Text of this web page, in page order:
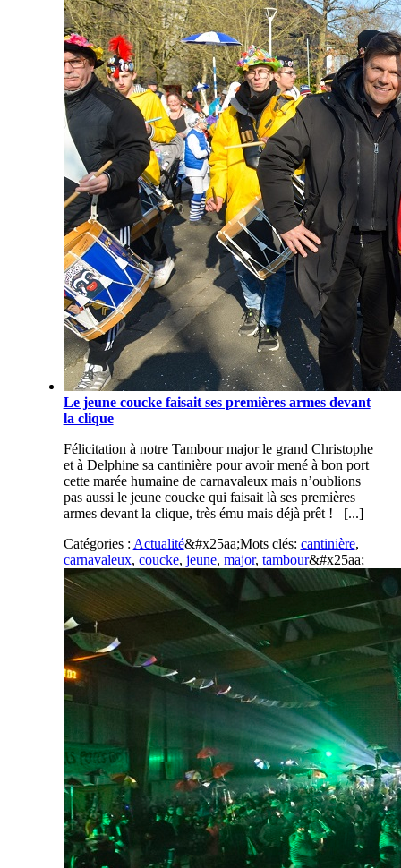
Le jeune coucke faisait ses premières armes devant
la clique
Félicitation à notre Tambour major le grand Christophe
et à Delphine sa cantinière pour avoir mené à bon port
cette marée humaine de carnavaleux mais n’oublions
pas aussi le jeune coucke qui faisait là ses premières
armes devant la clique, très ému mais déjà prêt ! [...]
Catégories : Actualité&#x25aa;Mots clés: cantinière,
carnavaleux, coucke, jeune, major, tambour&#x25aa;